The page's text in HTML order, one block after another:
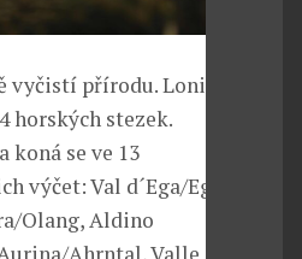
přírodu. Loni se tu
horských stezek.
koná se ve 13
výčet: Val d´Ega/Eggental,
Olang, Aldino
Ahrntal, Valle di